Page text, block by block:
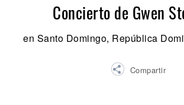
Concierto de Gwen
en Santo Domingo, República
Compartir